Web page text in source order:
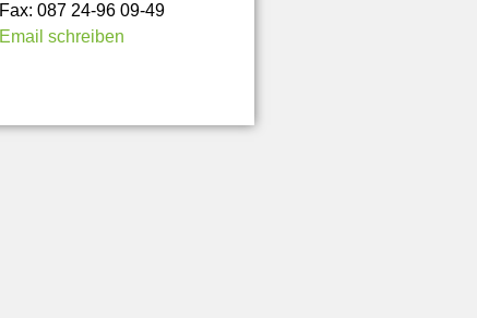
Fax: 087 24-96 09-49
Email schreiben